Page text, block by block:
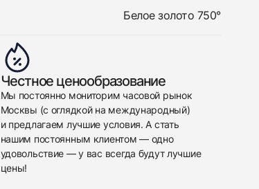
Белое золото 750°
Честное ценообразование
Мы постоянно мониторим часовой рынок
Москвы (с оглядкой на международный)
и предлагаем лучшие условия. А стать
нашим постоянным клиентом — одно
удовольствие — у вас всегда будут лучшие
цены!